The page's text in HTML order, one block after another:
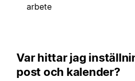
arbete
Var hittar jag
post och kalender?